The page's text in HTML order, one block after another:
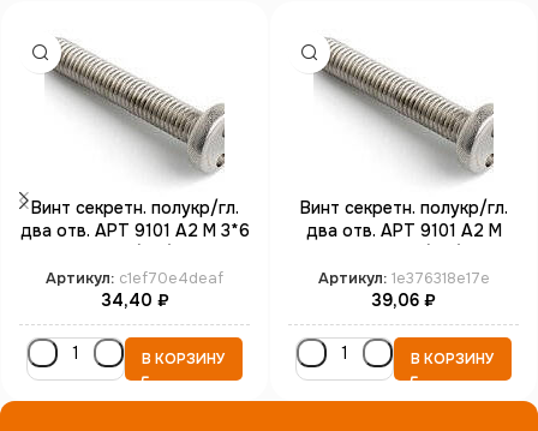
Винт секретн. полукр/гл.
два отв. АРТ 9101 А2 M 3*6
Артикул: c1ef70e4deaf
34,40 ₽
В КОРЗИНУ
Винт секретн. полукр/гл.
два отв. АРТ 9101 А2 M
Артикул: 1e376318e17e
39,06 ₽
В КОРЗИНУ